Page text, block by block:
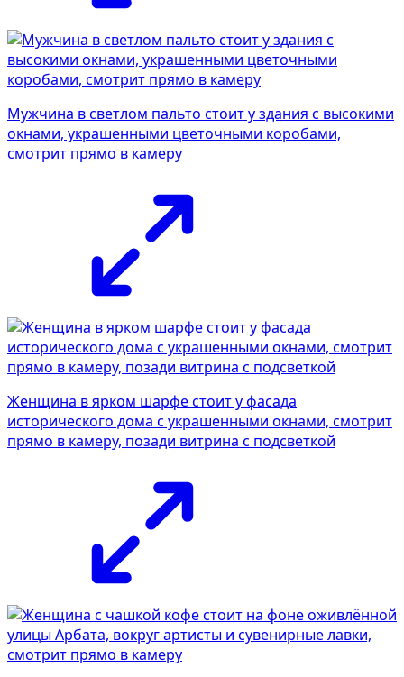
Мужчина в светлом пальто стоит у здания с высокими
окнами, украшенными цветочными коробами,
смотрит прямо в камеру
Женщина в ярком шарфе стоит у фасада
исторического дома с украшенными окнами, смотрит
прямо в камеру, позади витрина с подсветкой